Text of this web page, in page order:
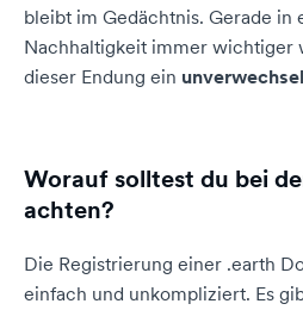
bleibt im Gedächtnis. Gerade in
Nachhaltigkeit immer wichtiger
dieser Endung ein
Worauf solltest du bei
achten?
Die Registrierung einer .earth
einfach und unkompliziert. Es